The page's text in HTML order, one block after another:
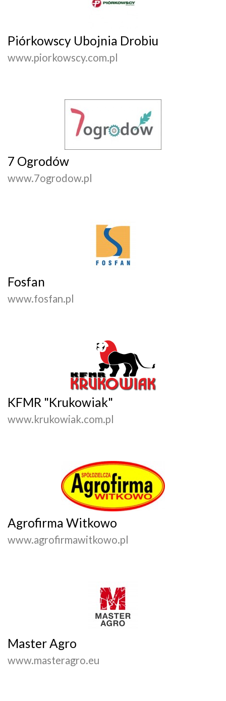
Piórkowscy Ubojnia Drobiu
www.piorkowscy.com.pl
7 Ogrodów
www.7ogrodow.pl
Fosfan
www.fosfan.pl
KFMR "Krukowiak"
www.krukowiak.com.pl
Agrofirma Witkowo
www.agrofirmawitkowo.pl
Master Agro
www.masteragro.eu